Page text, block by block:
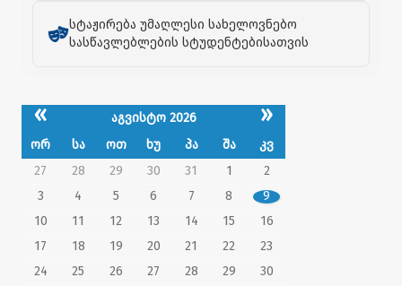
სტაჟირება უმაღლესი სახელოვნებო
სასწავლებლების სტუდენტებისათვის
« აგვისტო 2026 »
ორ სა ოთ ხუ პა შა
კვ
27
28 29 30 31 1
2
3
4 5 6 7 8
9
10
11 12 13 14 15
16
17
18 19 20 21 22
23
24
25 26 27 28 29
30